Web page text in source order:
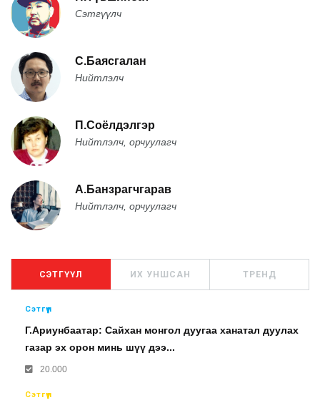
Сэтгүүлч
С.Баясгалан
Нийтлэлч
П.Соёлдэлгэр
Нийтлэлч, орчуулагч
А.Банзрагчгарав
Нийтлэлч, орчуулагч
СЭТГҮҮЛ ИХ УНШСАН ТРЕНД
Сэтгүүл
Г.Ариунбаатар: Сайхан монгол дуугаа ханатал дуулах
газар эх орон минь шүү дээ...
20.000
Сэтгүүл